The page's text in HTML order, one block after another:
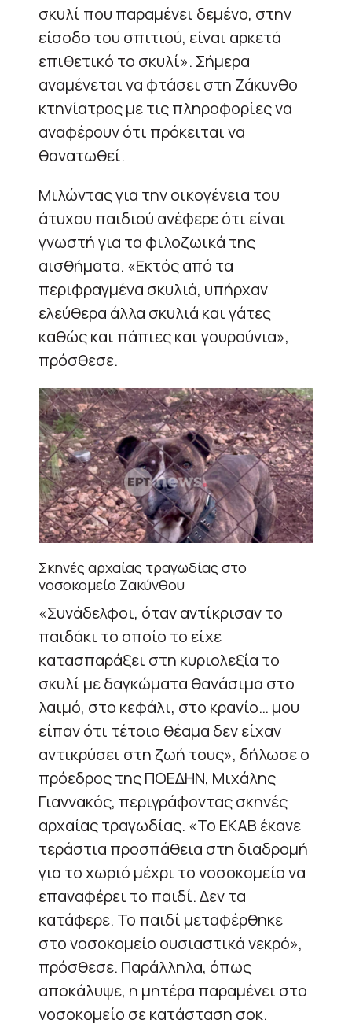
σκυλί που παραμένει δεμένο, στην
είσοδο του σπιτιού, είναι αρκετά
επιθετικό το σκυλί». Σήμερα
αναμένεται να φτάσει στη Ζάκυνθο
κτηνίατρος με τις πληροφορίες να
αναφέρουν ότι πρόκειται να
θανατωθεί.
Μιλώντας για την οικογένεια του
άτυχου παιδιού ανέφερε ότι είναι
γνωστή για τα φιλοζωικά της
αισθήματα. «Εκτός από τα
περιφραγμένα σκυλιά, υπήρχαν
ελεύθερα άλλα σκυλιά και γάτες
καθώς και πάπιες και γουρούνια»,
πρόσθεσε.
Σκηνές αρχαίας τραγωδίας στο
νοσοκομείο Ζακύνθου
«Συνάδελφοι, όταν αντίκρισαν το
παιδάκι το οποίο το είχε
κατασπαράξει στη κυριολεξία το
σκυλί με δαγκώματα θανάσιμα στο
λαιμό, στο κεφάλι, στο κρανίο… μου
είπαν ότι τέτοιο θέαμα δεν είχαν
αντικρύσει στη ζωή τους», δήλωσε ο
πρόεδρος της ΠΟΕΔΗΝ, Μιχάλης
Γιαννακός, περιγράφοντας σκηνές
αρχαίας τραγωδίας. «Το ΕΚΑΒ έκανε
τεράστια προσπάθεια στη διαδρομή
για το χωριό μέχρι το νοσοκομείο να
επαναφέρει το παιδί. Δεν τα
κατάφερε. Το παιδί μεταφέρθηκε
στο νοσοκομείο ουσιαστικά νεκρό»,
πρόσθεσε. Παράλληλα, όπως
αποκάλυψε, η μητέρα παραμένει στο
νοσοκομείο σε κατάσταση σοκ.